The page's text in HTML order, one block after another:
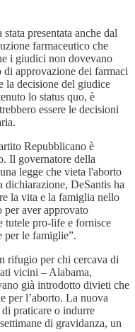
stata presentata anche dal
farmaceutico che
i giudici non dovevano
di approvazione dei farmaci
la decisione del giudice
lo status quo, è
essere le decisioni
Repubblicano è
Il governatore della
legge che vieta l'aborto
dichiarazione, DeSantis ha
la vita e la famiglia nello
per aver approvato
tutele pro-life e fornisce
per le famiglie”.
rifugio per chi cercava di
vicini – Alabama,
già introdotto divieti che
per l’aborto. La nuova
praticare o indurre
di gravidanza, un